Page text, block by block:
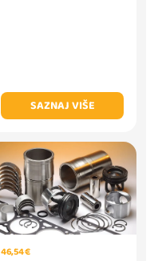
SAZNAJ VIŠE
46,54 €